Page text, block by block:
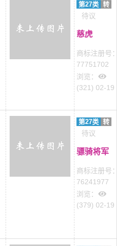
第27类 转
待议
慈虎
商标注册号
77751702
浏览：
(321) 02-19
第27类 转
待议
骠骑将军
商标注册号
76241977
浏览：
(379) 02-19